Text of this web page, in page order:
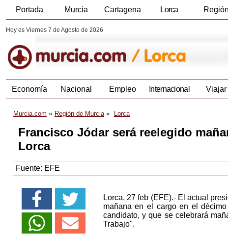
Portada Murcia Cartagena Lorca Región
Hoy es Viernes 7 de Agosto de 2026
Economía Nacional Empleo Internacional Viajar
Murcia.com Región de Murcia Lorca
Francisco Jódar será reelegido
Lorca
Fuente: EFE
Lorca, 27 feb (EFE).- El actual
mañana en el cargo en el
candidato, y que se celebrará
Trabajo".